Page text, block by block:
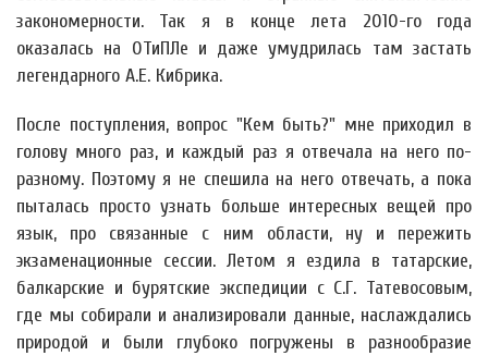
закономерности. Так я в конце лета 2010-го года
оказалась на ОТиПЛе и даже умудрилась там застать
легендарного А.Е. Кибрика.
После поступления, вопрос "Кем быть?" мне приходил в
голову много раз, и каждый раз я отвечала на него по-
разному. Поэтому я не спешила на него отвечать, а пока
пыталась просто узнать больше интересных вещей про
язык, про связанные с ним области, ну и пережить
экзаменационные сессии. Летом я ездила в татарские,
балкарские и бурятские экспедиции с С.Г. Татевосовым,
где мы собирали и анализировали данные, наслаждались
природой и были глубоко погружены в разнообразие